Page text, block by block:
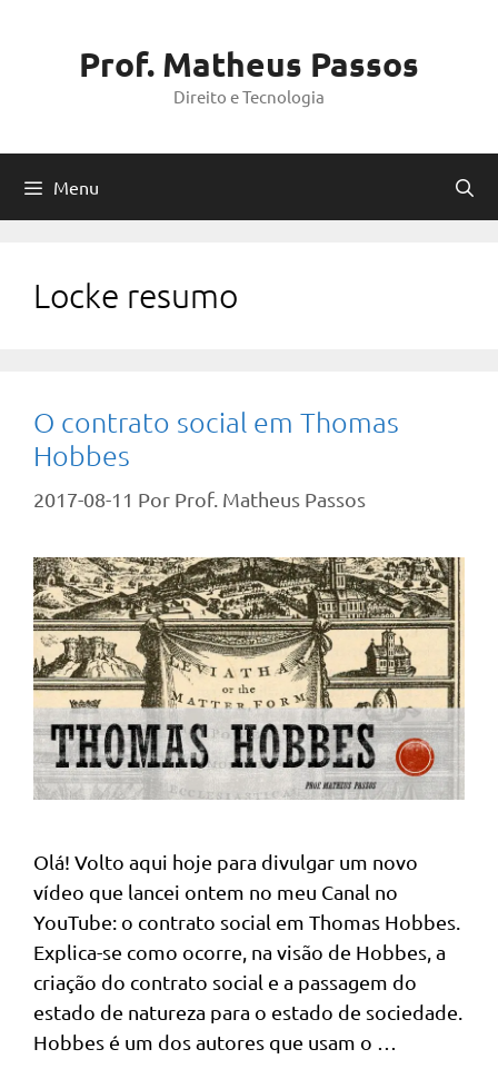
Prof. Matheus Passos
Direito e Tecnologia
Menu
Locke resumo
O contrato social em Thomas
Hobbes
2017-08-11 Por Prof. Matheus Passos
Olá! Volto aqui hoje para divulgar um novo
vídeo que lancei ontem no meu Canal no
YouTube: o contrato social em Thomas Hobbes.
Explica-se como ocorre, na visão de Hobbes, a
criação do contrato social e a passagem do
estado de natureza para o estado de sociedade.
Hobbes é um dos autores que usam o …